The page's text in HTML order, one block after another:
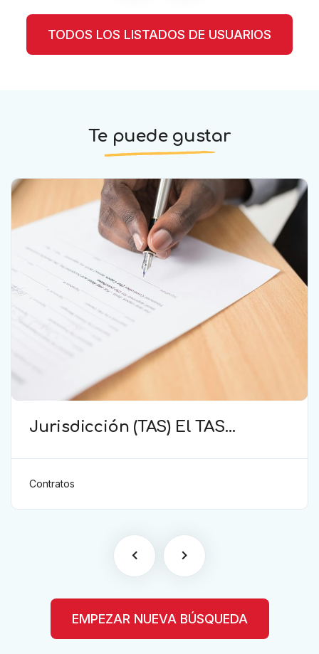
TODOS LOS LISTADOS DE USUARIOS
Te puede gustar
Jurisdicción (TAS) El TAS
cláusula de sumisión
jurisdiccional en el contrato del
Contratos
EMPEZAR NUEVA BÚSQUEDA